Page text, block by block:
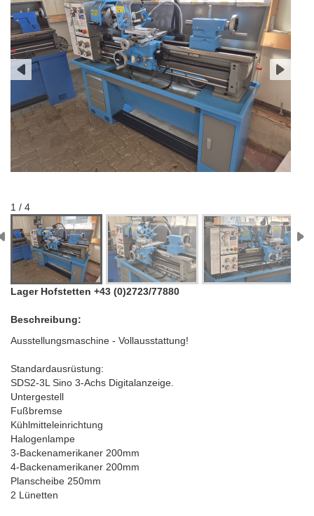
1 / 4
Lager Hofstetten +43 (0)2723/77880
Beschreibung:
Ausstellungsmaschine - Vollausstattung!
Standardausrüstung:
SDS2-3L Sino 3-Achs Digitalanzeige.
Untergestell
Fußbremse
Kühlmitteleinrichtung
Halogenlampe
3-Backenamerikaner 200mm
4-Backenamerikaner 200mm
Planscheibe 250mm
2 Lünetten